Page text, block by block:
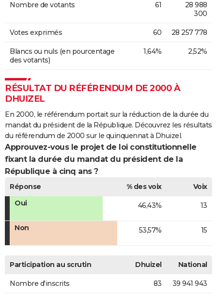
Nombre de votants 61
28 988
300
Votes exprimés 60 28 257 778
Blancs ou nuls (en pourcentage
des votants)
1,64% 2,52%
RÉSULTAT DU RÉFÉRENDUM DE 2000 À
DHUIZEL
En 2000, le référendum portait sur la réduction de la durée du
mandat du président de la République. Découvrez les résultats
du référendum de 2000 sur le quinquennat à Dhuizel.
Approuvez-vous le projet de loi constitutionnelle
fixant la durée du mandat du président de la
République à cinq ans ?
Réponse % des voix
Voix
Oui
46,43% 13
Non 53,57% 15
Participation au scrutin Dhuizel National
Nombre d'inscrits 83 39 941 943